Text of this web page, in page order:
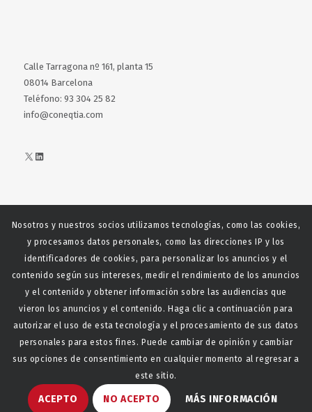
Calle Tarragona nº 161, planta 15
08014 Barcelona
Teléfono: 93 304 25 82
info@coneqtia.com
X LinkedIn
Web realizada con el patrocinio del Centro Español del Centro
Español de Derechos Reprofráficos
© Copyright - CONEQTIA.
Diseño y desarrollo web La
Saladeta
Política de privacidad
Nosotros y nuestros socios utilizamos tecnologías, como las cookies,
y procesamos datos personales, como las direcciones IP y los
identificadores de cookies, para personalizar los anuncios y el
contenido según sus intereses, medir el rendimiento de los anuncios
y el contenido y obtener información sobre las audiencias que
vieron los anuncios y el contenido. Haga clic a continuación para
autorizar el uso de esta tecnología y el procesamiento de sus datos
personales para estos fines. Puede cambiar de opinión y cambiar
sus opciones de consentimiento en cualquier momento al regresar a
este sitio.
ACEPTO NO ACEPTO MÁS INFORMACIÓN